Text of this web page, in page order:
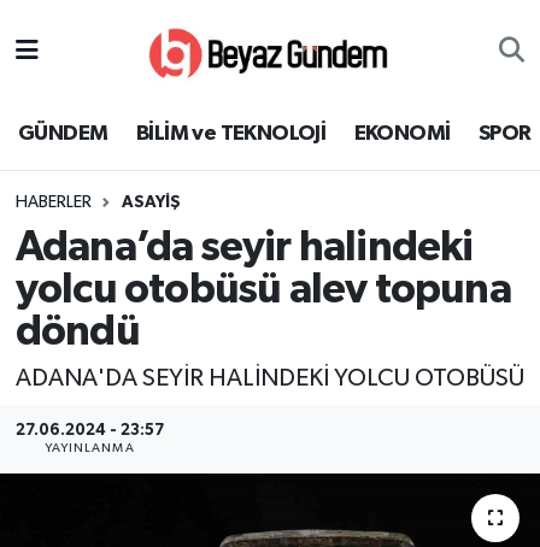
GÜNDEM BİLİM ve TEKNOLOJİ EKONOMİ SPOR
HABERLER ASAYİŞ
Adana’da seyir halindeki
yolcu otobüsü alev topuna
döndü
ADANA'DA SEYİR HALİNDEKİ YOLCU OTOBÜSÜ
27.06.2024 - 23:57
YAYINLANMA
EKONOMİ
SPOR
SAĞLIK
Süper Lig Puan Durumu ve Fikstür
Tüm Manşetler
Son Dakika Haberleri